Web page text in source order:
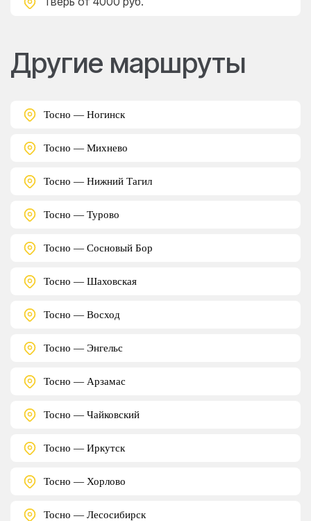
Другие маршруты
Тосно — Ногинск
Тосно — Михнево
Тосно — Нижний Тагил
Тосно — Турово
Тосно — Сосновый Бор
Тосно — Шаховская
Тосно — Восход
Тосно — Энгельс
Тосно — Арзамас
Тосно — Чайковский
Тосно — Иркутск
Тосно — Хорлово
Тосно — Лесосибирск